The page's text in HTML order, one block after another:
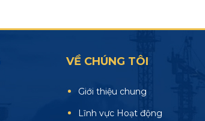
VỀ CHÚNG TÔI
Giới thiệu chung
Lĩnh vực Hoạt động